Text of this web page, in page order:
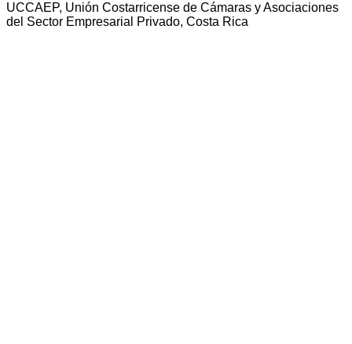
UCCAEP, Unión Costarricense de Cámaras y Asociaciones
del Sector Empresarial Privado, Costa Rica